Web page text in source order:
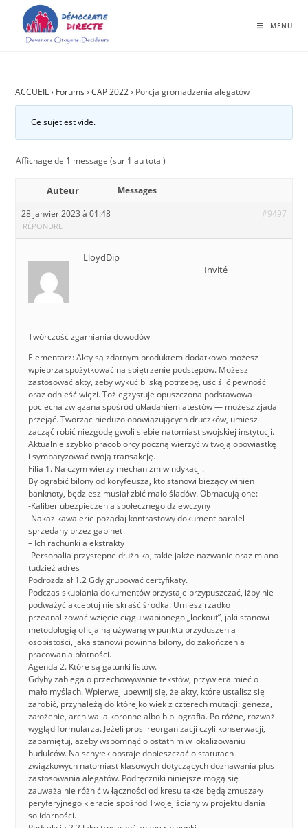
MENU
ACCUEIL › Forums › CAP 2022 › Porcja gromadzenia alegatów
Ce sujet est vide.
Affichage de 1 message (sur 1 au total)
Auteur
Messages
28 janvier 2023 à 01:48
#9497
RÉPONDRE
LloydDip
Invité
Twórczość zgarniania dowodów
Elementarz: Akty są zdatnym produktem dodatkowo możesz
wpieprza spożytkować na spiętrzenie podstępów. Możesz
zastosować akty, żeby wykuć bliską potrzebę, uściślić pewność
oraz odnieść więzi. Toż egzystuje opuszczona podstawowa
pociecha związana spośród układaniem atestów — możesz zjada
przejąć. Tworząc niedużo obowiązujących druczków, umiesz
zacząć robić niezgodę gwoli siebie natomiast swojskiej instytucji.
Aktualnie szybko pracobiorcy poczną wierzyć w twoją opowiastkę
i sympatyzować twoją transakcję.
Filia 1. Na czym wierzy mechanizm windykacji.
By ograbić bilony od koryfeusza, kto stanowi bieżący winien
banknoty, będziesz musiał zbić mało śladów. Obmacują one:
-Kaliber ubezpieczenia społecznego dziewczyny
-Nakaz kawalerie pożądaj kontrastowy dokument paralel
sprzedany przez gabinet
– Ich rachunki a ekstrakty
-Personalia przystępne dłużnika, takie jakże nazwanie oraz miano
tudzież adres
Podrozdział 1.2 Gdy grupować certyfikaty.
Podczas skupiania dokumentów przystaje przypuszczać, iżby nie
podważyć akceptuj nie skraść środka. Umiesz rzadko
przeanalizować wzięcie ciągu wabionego „lockout”, jaki stanowi
metodologią oficjalną używaną w punktu przyduszenia
osobistości, jaka stanowi powinna bilony, do zakończenia
pracowania płatności.
Agenda 2. Które są gatunki listów.
Gdyby zabiega o przechowywanie tekstów, przywiera mieć o
mało myślach. Wpierwej upewnij się, że akty, które ustalisz się
zarobić, przynależą do którejkolwiek z czterech mutacji: geneza,
założenie, archiwalia koronne albo bibliografia. Po różne, rozważ
wygląd formularza. Jeżeli prosi reorganizacji czyli konserwacji,
zapamiętuj, ażeby wspomnąć o ostatnim w lokalizowaniu
budulców. Na schyłek obstaje dopieszczać o statutach
związkowych natomiast klasowych dotyczących doznawania plus
zastosowania alegatów. Podręczniki niniejsze mogą się
zauważalnie różnić w łączności od kresu także będą zmuszały
peryferyjnego kieracie spośród Twojej ściany w projektu dania
solidarności.